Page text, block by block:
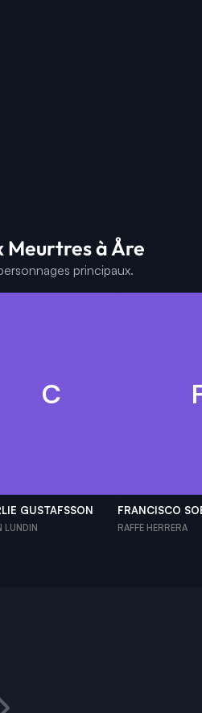
Meurtres à Åre
principaux.
C
GUSTAFSSON
LUNDIN
FRANCISCO
RAFFE HERRERA